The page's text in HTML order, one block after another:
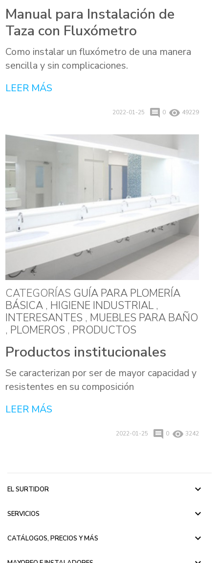
Manual para Instalación de
Taza con Fluxómetro
Como instalar un fluxómetro de una manera
sencilla y sin complicaciones.
LEER MÁS
2022-01-25 remove_red_eye 49229
comment 0
CATEGORÍAS GUÍA PARA PLOMERÍA
BÁSICA , HIGIENE INDUSTRIAL ,
INTERESANTES , MUEBLES PARA BAÑO
, PLOMEROS , PRODUCTOS
Productos institucionales
Se caracterizan por ser de mayor capacidad y
resistentes en su composición
LEER MÁS
2022-01-25 remove_red_eye 3242
comment 0
EL SURTIDOR keyboard_arrow_down
SERVICIOS keyboard_arrow_down
CATÁLOGOS, PRECIOS Y MÁS keyboard_arrow_down